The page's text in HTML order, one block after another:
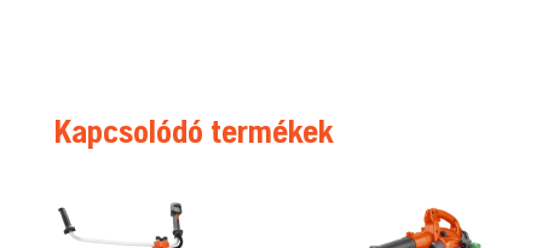
Kapcsolódó termékek